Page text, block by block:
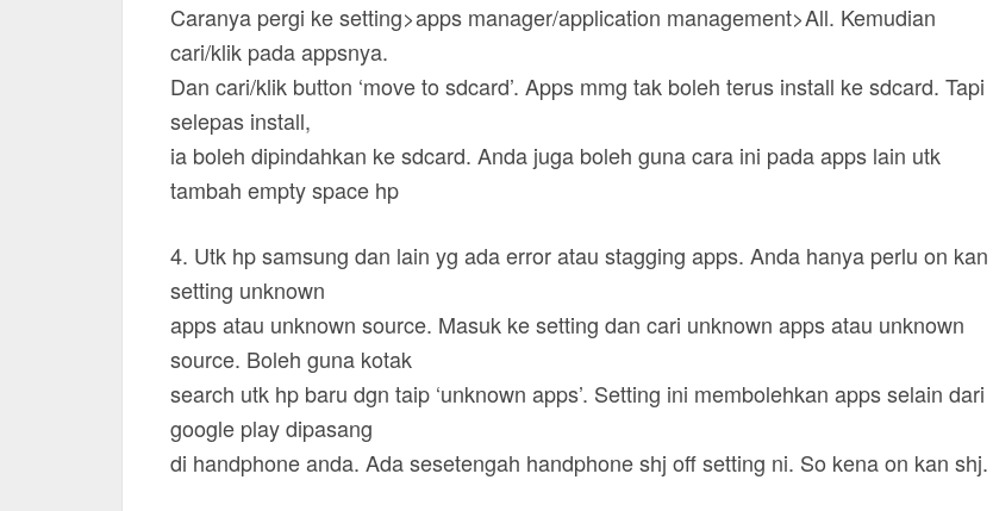
Caranya pergi ke setting>apps manager/application management>All. Kemudian
cari/klik pada appsnya.
Dan cari/klik button ‘move to sdcard’. Apps mmg tak boleh terus install ke sdcard. Tapi
selepas install,
ia boleh dipindahkan ke sdcard. Anda juga boleh guna cara ini pada apps lain utk
tambah empty space hp
4. Utk hp samsung dan lain yg ada error atau stagging apps. Anda hanya perlu on kan
setting unknown
apps atau unknown source. Masuk ke setting dan cari unknown apps atau unknown
source. Boleh guna kotak
search utk hp baru dgn taip ‘unknown apps’. Setting ini membolehkan apps selain dari
google play dipasang
di handphone anda. Ada sesetengah handphone shj off setting ni. So kena on kan shj.